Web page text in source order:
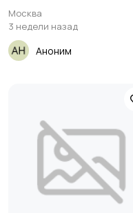
монтажа канализации.
Москва
3 недели назад
Аноним